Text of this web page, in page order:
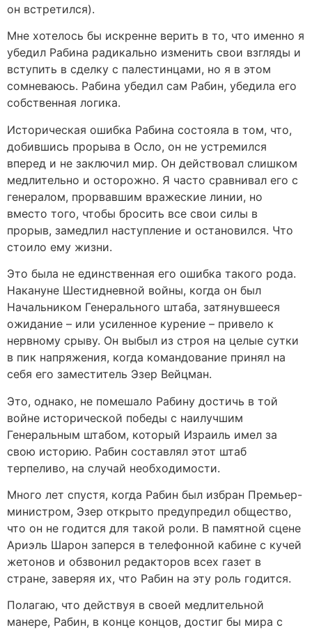
он встретился).
Мне хотелось бы искренне верить в то, что именно я
убедил Рабина радикально изменить свои взгляды и
вступить в сделку с палестинцами, но я в этом
сомневаюсь. Рабина убедил сам Рабин, убедила его
собственная логика.
Историческая ошибка Рабина состояла в том, что,
добившись прорыва в Осло, он не устремился
вперед и не заключил мир. Он действовал слишком
медлительно и осторожно. Я часто сравнивал его с
генералом, прорвавшим вражеские линии, но
вместо того, чтобы бросить все свои силы в
прорыв, замедлил наступление и остановился. Что
стоило ему жизни.
Это была не единственная его ошибка такого рода.
Накануне Шестидневной войны, когда он был
Начальником Генерального штаба, затянувшееся
ожидание – или усиленное курение – привело к
нервному срыву. Он выбыл из строя на целые сутки
в пик напряжения, когда командование принял на
себя его заместитель Эзер Вейцман.
Это, однако, не помешало Рабину достичь в той
войне исторической победы с наилучшим
Генеральным штабом, который Израиль имел за
свою историю. Рабин составлял этот штаб
терпеливо, на случай необходимости.
Много лет спустя, когда Рабин был избран Премьер-
министром, Эзер открыто предупредил общество,
что он не годится для такой роли. В памятной сцене
Ариэль Шарон заперся в телефонной кабине с кучей
жетонов и обзвонил редакторов всех газет в
стране, заверяя их, что Рабин на эту роль годится.
Полагаю, что действуя в своей медлительной
манере, Рабин, в конце концов, достиг бы мира с